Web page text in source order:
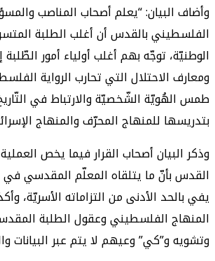
وأضاف البيان: “يعلم أصحاب المناصب
الفلسطيني بالقدس أن أغلب الطلبة
الوطنيّة، توجّه بهم أغلب أولياء أمور
ومعارف الاحتلال التي تحارب الرواية
طمس الهُويّة الشّخصيّة والارتباط في
بتدريسها للمنهاج المحرّف والمنهاج
وذكر البيان أصحاب القرار فيما يخص
القدس بأنّ ما يتلقاه المعلّم المقدسي في
يفي بالحد الأدنى من التزاماته الأسريّة،
المنهاج الفلسطيني وعقول الطلبة
وتشويه و”كي” وعيهم لا يتم عبر البيانات